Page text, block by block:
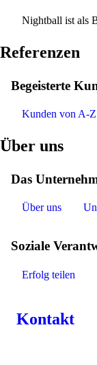
Nightball ist als
Referenzen
Begeisterte
Kunden von A-Z
Über uns
Das
Über uns
Soziale
Erfolg teilen
Kontakt